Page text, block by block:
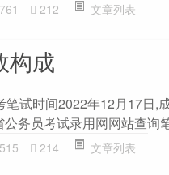
761 212 文章列表
构成
试时间2022年12月17日,
务员考试录用网网站查询
515 214 文章列表